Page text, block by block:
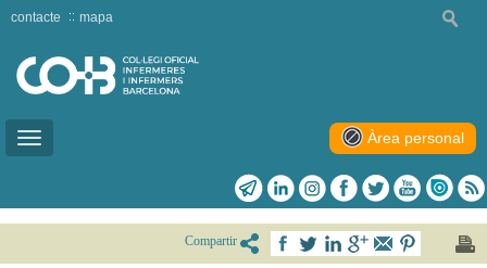
Toggle
contacte mapa
Àrea personal
Compartir